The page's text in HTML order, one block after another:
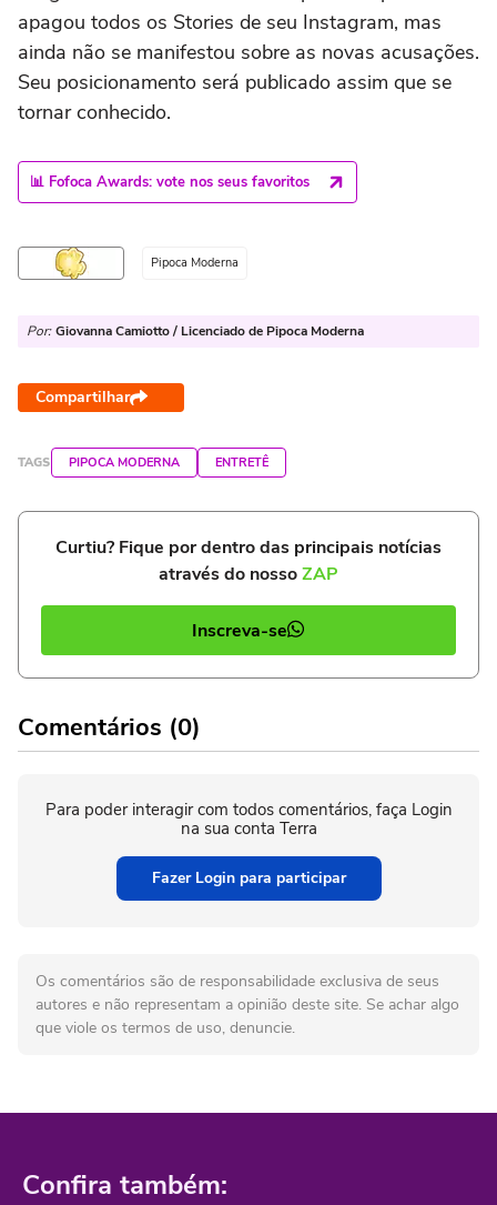
apagou todos os Stories de seu Instagram, mas
ainda não se manifestou sobre as novas acusações.
Seu posicionamento será publicado assim que se
tornar conhecido.
📊 Fofoca Awards: vote nos seus favoritos
Pipoca Moderna
Por: Giovanna Camiotto / Licenciado de Pipoca Moderna
Compartilhar
TAGS PIPOCA MODERNA ENTRETÊ
Curtiu? Fique por dentro das principais notícias
através do nossoZAP
Inscreva-se
Comentários (0)
Para poder interagir com todos comentários, faça Login
na sua conta Terra
Fazer Login para participar
Os comentários são de responsabilidade exclusiva de seus
autores e não representam a opinião deste site. Se achar algo
que viole os termos de uso, denuncie.
Confira também: